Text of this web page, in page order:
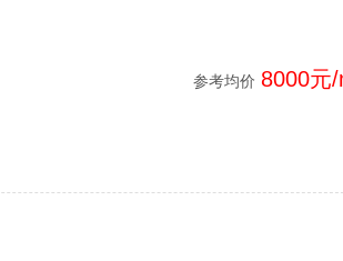
参考均价 8000元/